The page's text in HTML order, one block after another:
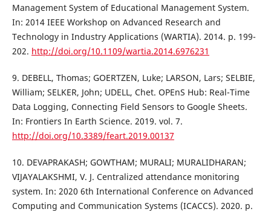
Management System of Educational Management System.
In: 2014 IEEE Workshop on Advanced Research and
Technology in Industry Applications (WARTIA). 2014. p. 199-
202. http://doi.org/10.1109/wartia.2014.6976231
9. DEBELL, Thomas; GOERTZEN, Luke; LARSON, Lars; SELBIE,
William; SELKER, John; UDELL, Chet. OPEnS Hub: Real-Time
Data Logging, Connecting Field Sensors to Google Sheets.
In: Frontiers In Earth Science. 2019. vol. 7.
http://doi.org/10.3389/feart.2019.00137
10. DEVAPRAKASH; GOWTHAM; MURALI; MURALIDHARAN;
VIJAYALAKSHMI, V. J. Centralized attendance monitoring
system. In: 2020 6th International Conference on Advanced
Computing and Communication Systems (ICACCS). 2020. p.